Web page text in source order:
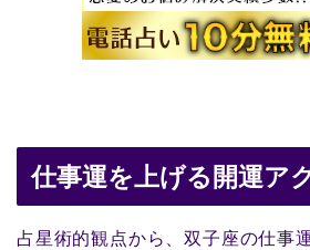
仕事運を上げる開運ア
占星術的観点から、双子座の仕事